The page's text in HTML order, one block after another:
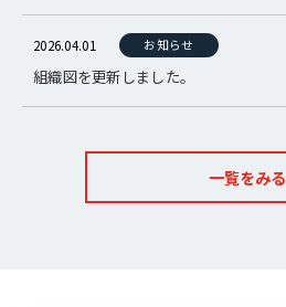
2026.04.01 お知らせ
組織図を更新しました。
一覧をみる